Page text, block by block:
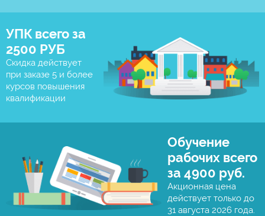
УПК всего за
2500 РУБ
Скидка действует
при заказе 5 и более
курсов повышения
квалификации
Обучение
рабочих всего
за 4900 руб.
Акционная цена
действует только до
31 августа 2026 года.